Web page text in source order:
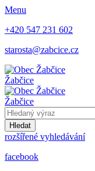
Menu
+420 547 231 602
starosta@zabcice.cz
Žabčice
Žabčice
Hledat
rozšířené vyhledávání
facebook